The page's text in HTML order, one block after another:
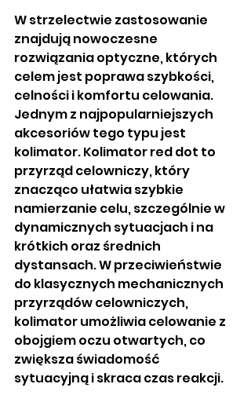
W strzelectwie zastosowanie
znajdują nowoczesne
rozwiązania optyczne, których
celem jest poprawa szybkości,
celności i komfortu celowania.
Jednym z najpopularniejszych
akcesoriów tego typu jest
kolimator. Kolimator red dot to
przyrząd celowniczy, który
znacząco ułatwia szybkie
namierzanie celu, szczególnie w
dynamicznych sytuacjach i na
krótkich oraz średnich
dystansach. W przeciwieństwie
do klasycznych mechanicznych
przyrządów celowniczych,
kolimator umożliwia celowanie z
obojgiem oczu otwartych, co
zwiększa świadomość
sytuacyjną i skraca czas reakcji.